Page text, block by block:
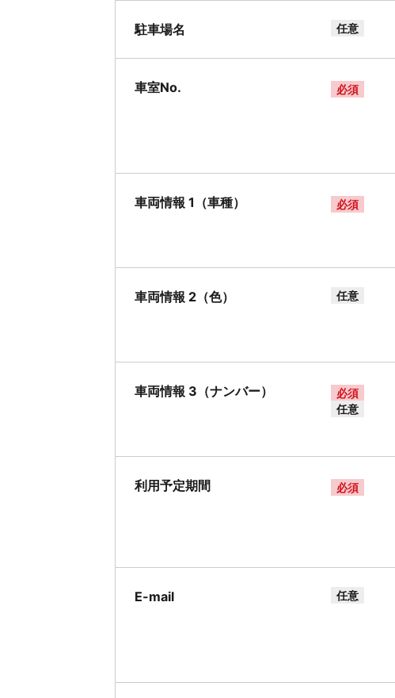
駐車場名 任意
車室No. 必須
車両情報 1（車種） 必須
車両情報 2（色） 任意
車両情報 3（ナンバー）
必須
任意
利用予定期間 必須
E-mail 任意